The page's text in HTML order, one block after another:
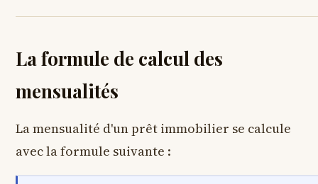
La formule de calcul des
mensualités
La mensualité d'un prêt immobilier se calcule
avec la formule suivante :